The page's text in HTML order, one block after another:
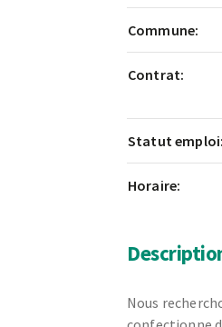
Commune:
Contrat:
Statut emploi:
Horaire:
Nous